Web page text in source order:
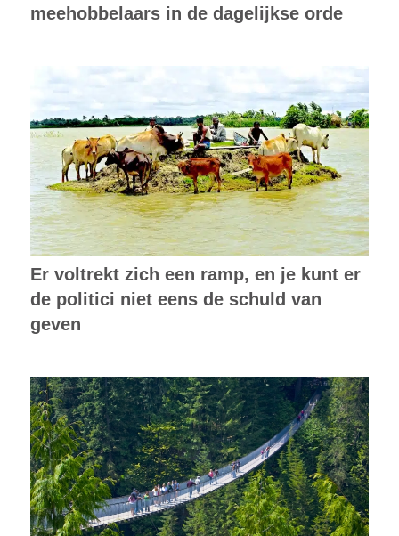
meehobbelaars in de dagelijkse orde
Er voltrekt zich een ramp, en je kunt er
de politici niet eens de schuld van
geven